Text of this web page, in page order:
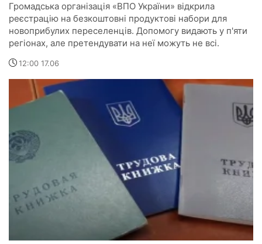
Громадська організація «ВПО України» відкрила
реєстрацію на безкоштовні продуктові набори для
новоприбулих переселенців. Допомогу видають у п'яти
регіонах, але претендувати на неї можуть не всі.
12:00 17.06